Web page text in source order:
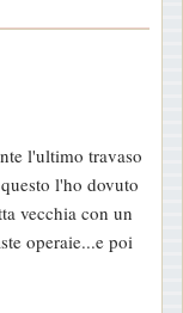
l'ultimo travaso
l'ho dovuto
vecchia con un
operaie...e poi